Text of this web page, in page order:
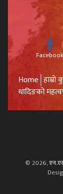
Facebook
Home हाम्रो
धादिङको
© 2026,